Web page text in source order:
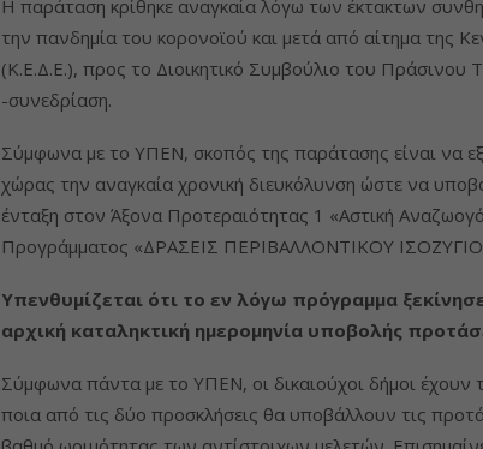
Η παράταση κρίθηκε αναγκαία λόγω των έκτακτων
την πανδημία του κορονοϊού και μετά από αίτημα της
(Κ.Ε.Δ.Ε.), προς το Διοικητικό Συμβούλιο του Πράσινου
-συνεδρίαση.
Σύμφωνα με το ΥΠΕΝ, σκοπός της παράτασης είναι να
χώρας την αναγκαία χρονική διευκόλυνση ώστε να
ένταξη στον Άξονα Προτεραιότητας 1 «Αστική
Προγράμματος «ΔΡΑΣΕΙΣ ΠΕΡΙΒΑΛΛΟΝΤΙΚΟΥ
Υπενθυμίζεται ότι το εν λόγω πρόγραμμα
αρχική καταληκτική ημερομηνία υποβολής
Σύμφωνα πάντα με το ΥΠΕΝ, οι δικαιούχοι δήμοι έχουν
ποια από τις δύο προσκλήσεις θα υποβάλλουν τις